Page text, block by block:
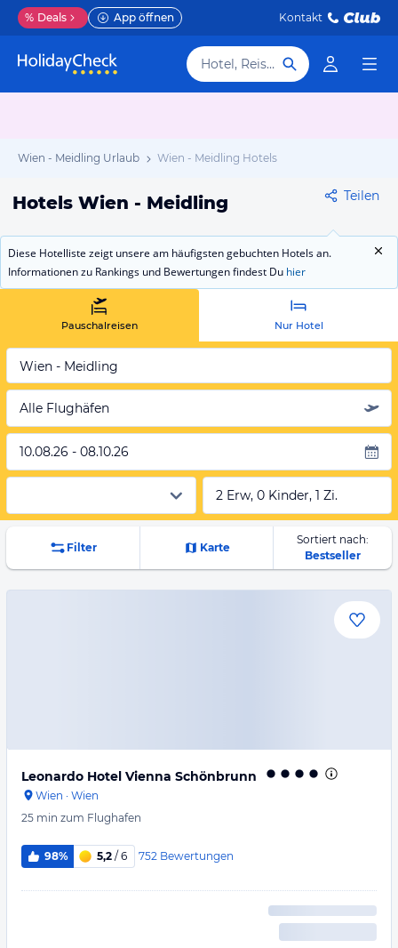
% Deals App öffnen Kontakt
Hotel, Reiseziel
Wien - Meidling Urlaub Wien - Meidling Hotels
Hotels Wien - Meidling Teilen
Diese Hotelliste zeigt unsere am häufigsten gebuchten Hotels an.
Informationen zu Rankings und Bewertungen findest Du hier
Pauschalreisen Nur Hotel
Wien - Meidling
Alle Flughäfen
10.08.26 - 08.10.26
2 Erw, 0 Kinder, 1 Zi.
Filter Karte
Sortiert nach:
Bestseller
Leonardo Hotel Vienna Schönbrunn
Wien · Wien
25 min zum Flughafen
98% 5,2 / 6 752 Bewertungen